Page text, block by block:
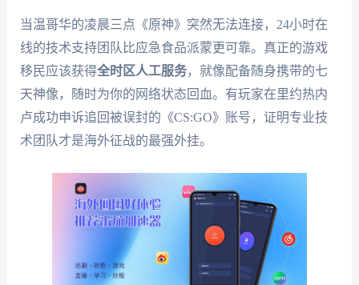
当温哥华的凌晨三点《原神》突然无法连接，24小时在
线的技术支持团队比应急食品派蒙更可靠。真正的游戏
移民应该获得全时区人工服务，就像配备随身携带的七
天神像，随时为你的网络状态回血。有玩家在里约热内
卢成功申诉追回被误封的《CS:GO》账号，证明专业技
术团队才是海外征战的最强外挂。